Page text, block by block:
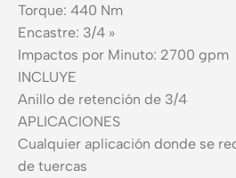
Torque: 440 Nm
Encastre: 3/4 »
Impactos por Minuto: 2700 gpm
INCLUYE
Anillo de retención de 3/4
APLICACIONES
Cualquier aplicación donde se
de tuercas